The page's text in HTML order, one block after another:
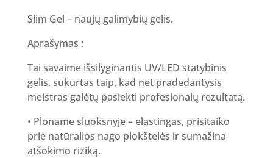
Slim Gel – naujų galimybių gelis.
Aprašymas :
Tai savaime išsilyginantis UV/LED statybinis
gelis, sukurtas taip, kad net pradedantysis
meistras galėtų pasiekti profesionalų rezultatą.
• Ploname sluoksnyje – elastingas, prisitaiko
prie natūralios nago plokštelės ir sumažina
atšokimo riziką.